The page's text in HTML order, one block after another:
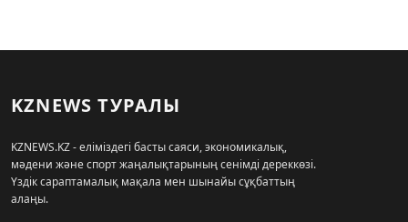
KZNEWS ТУРАЛЫ
KZNEWS.KZ - еліміздегі басты саяси, экономикалық,
мәдени және спорт жаңалықтарының сенімді дереккөзі.
Үздік сараптамалық мақала мен шынайы сұқбаттың
алаңы.